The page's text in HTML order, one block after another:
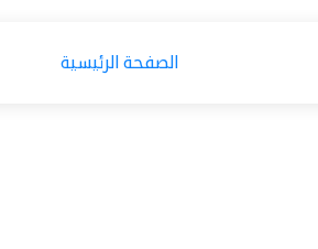
الصفحة الرئيسية